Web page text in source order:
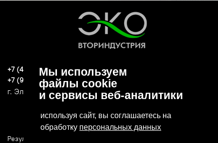
Мы используем
файлы cookie
и сервисы веб-аналитики
используя сайт, вы соглашаетесь на
обработку персональных данных
г. Электросталь, ул. Спортивная, д. 47А
ekoind93@yandex.ru
+7 (496) 570-37-15
+7 (919) 776-04-79
Результаты СОУТ